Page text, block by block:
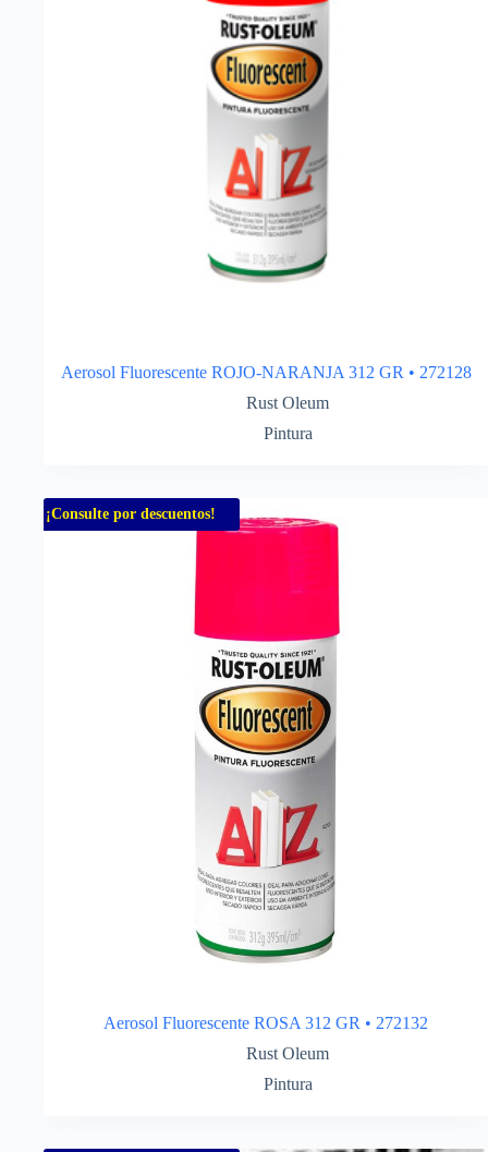
Aerosol Fluorescente ROJO-NARANJA 312 GR • 272128
Rust Oleum
Pintura
¡Consulte por descuentos!
Aerosol Fluorescente ROSA 312 GR • 272132
Rust Oleum
Pintura